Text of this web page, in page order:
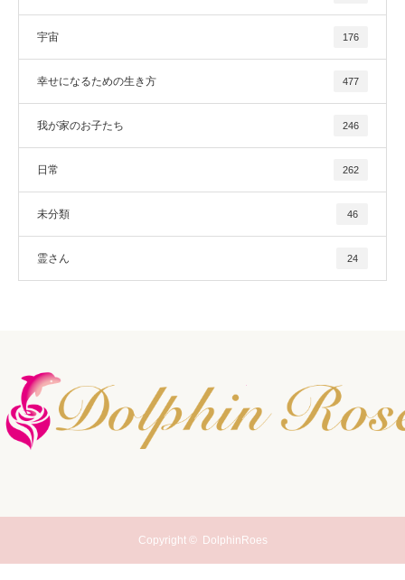
宇宙 176
幸せになるための生き方 477
我が家のお子たち 246
日常 262
未分類 46
霊さん 24
Copyright © DolphinRoes